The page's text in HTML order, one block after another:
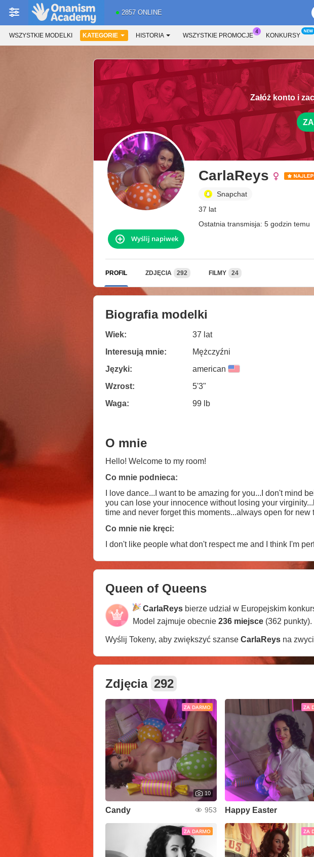
2857 ONLINE
WSZYSTKIE MODELKI KATEGORIE HISTORIA WSZYSTKIE PROMOCJE KONKURSY
Załóż konto i
CarlaReys
Snapchat
37 lat
Ostatnia transmisja: 5 godzin temu
Wyślij napiwek
PROFIL ZDJĘCIA 292 FILMY 24
Biografia modelki
Wiek:
37 lat
Interesują mnie:
Mężczyźni
Języki:
american
Wzrost:
5'3"
Waga:
99 lb
O mnie
Hello! Welcome to my room!
Co mnie podnieca:
I love dance...I want to be amazing for you...I don't mind being
you can lose your innocence without losing your virginity...hahahaha i love RolePlay come and play with
time and never forget this moments...always open for new
Co mnie nie kręci:
I don't like people what don't respect me and I think I'm
Queen of Queens
CarlaReys bierze udział w Europejskim
Model zajmuje obecnie 236 miejsce (362 punkty).
Wyślij Tokeny, aby zwiększyć szanse CarlaReys na
Zdjęcia 292
ZA DARMO
10
Candy 953
ZA
Happy Easter
ZA DARMO ZA